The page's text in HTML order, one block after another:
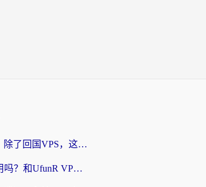
海外党必看：除了回国VPS，这样选加速器也能无缝刷国内资源？
迅游VPN好用吗？和UfunR VPN对比哪个回国效果更好？海外党亲测避坑指南